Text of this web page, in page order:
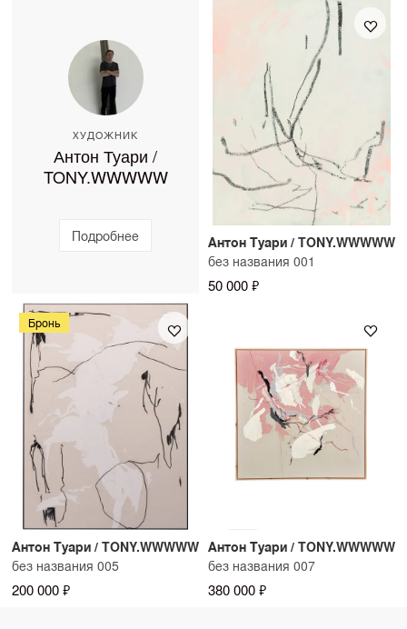
изготовления — до 10 рабочих дней.
примерку произведений, чтобы вы увидели, как они
работают в вашем интерьере. Стоимость примерки
можно уточнить у консультанта SAMPLE.
ХУДОЖНИК
Антон Туари /
TONY.WWWWW
Подробнее
Антон Туари / TONY.WWWWW
без названия 001
50 000 ₽
Бронь
Антон Туари / TONY.WWWWW
без названия 005
200 000 ₽
Антон Туари / TONY.WWWWW
без названия 007
380 000 ₽